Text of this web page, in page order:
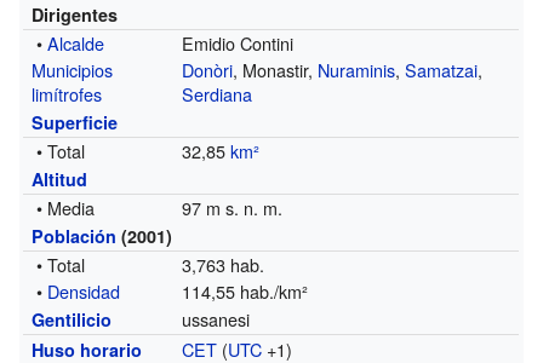
Dirigentes
•Alcalde
Emidio Contini
Municipios
limítrofes
Donòri, Monastir, Nuraminis,Samatzai,
Serdiana
Superficie
• Total 32,85km²
Altitud
• Media 97 m s. n. m.
Población (2001)
• Total
3,763 hab.
• Densidad 114,55 hab./km²
Gentilicio ussanesi
Huso horario CET (UTC +1)